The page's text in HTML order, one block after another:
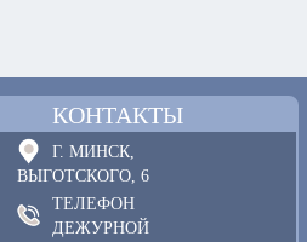
КОНТАКТЫ
Г. МИНСК,
ВЫГОТСКОГО, 6
ТЕЛЕФОН
ДЕЖУРНОЙ